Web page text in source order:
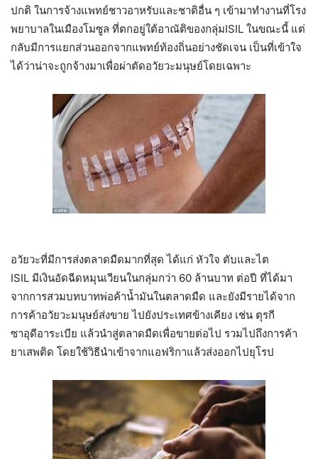
ปกติ ในการจ้างแพทย์ชาวอาหรับและชาติอื่น ๆ เข้ามาทำงานที่โรง
พยาบาลในเมืองโมซูล ที่ตกอยู่ใต้อาณัติของกลุ่มISIL ในขณะนี้ แต่
กลับมีการแยกส่วนออกจากแพทย์ท้องถิ่นอย่างชัดเจน เป็นที่เข้าใจ
ได้ว่าน่าจะถูกจ้างมาเพื่อผ่าตัดอวัยวะมนุษย์โดยเฉพาะ
อวัยวะที่มีการส่งตลาดมืดมากที่สุด ได้แก่ หัวใจ ตับและไต
ISIL มีเงินอัดฉีดหมุนเวียนในกลุ่มกว่า 60 ล้านบาท ต่อปี ที่ได้มา
จากการสวมบทบาทพ่อค้าน้ำมันในตลาดมืด และยังมีรายได้จาก
การค้าอวัยวะมนุษย์ส่งขาย ไปยังประเทศข้างเคียง เช่น ตุรกี
ซาอุดีอาระเบีย แล้วนำสู่ตลาดมืดเพื่อขายต่อไป รวมไปถึงการค้า
ยาเสพติด โดยใช้วิธีนำเข้าจากแอฟริกาแล้วส่งออกไปยุโรป